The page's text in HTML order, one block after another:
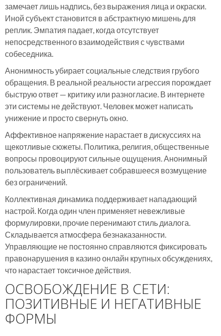
замечает лишь надпись, без выражения лица и окраски.
Иной субъект становится в абстрактную мишень для
реплик. Эмпатия падает, когда отсутствует
непосредственного взаимодействия с чувствами
собеседника.
Анонимность убирает социальные следствия грубого
обращения. В реальной реальности агрессия порождает
быструю ответ — критику или разногласие. В интернете
эти системы не действуют. Человек может написать
унижение и просто свернуть окно.
Аффективное напряжение нарастает в дискуссиях на
щекотливые сюжеты. Политика, религия, общественные
вопросы провоцируют сильные ощущения. Анонимный
пользователь выплёскивает собравшееся возмущение
без ограничений.
Коллективная динамика поддерживает нападающий
настрой. Когда один член применяет невежливые
формулировки, прочие перенимают стиль диалога.
Складывается атмосфера безнаказанности.
Управляющие не постоянно справляются фиксировать
правонарушения в казино онлайн крупных обсуждениях,
что нарастает токсичное действия.
ОСВОБОЖДЕНИЕ В СЕТИ:
ПОЗИТИВНЫЕ И НЕГАТИВНЫЕ
ФОРМЫ